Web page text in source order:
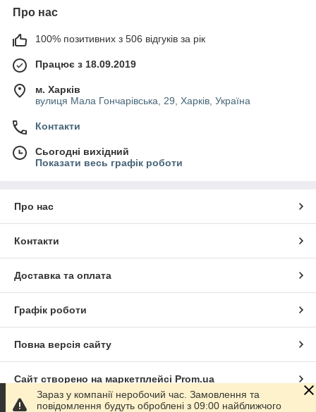
Про нас
100% позитивних з 506 відгуків за рік
Працює з 18.09.2019
м. Харків
вулиця Мала Гончарівська, 29, Харків, Україна
Контакти
Сьогодні вихідний
Показати весь графік роботи
Про нас
Контакти
Доставка та оплата
Графік роботи
Повна версія сайту
Сайт створено на маркетплейсі Prom.ua
Зараз у компанії неробочий час. Замовлення та
повідомлення будуть оброблені з 09:00 найближчого